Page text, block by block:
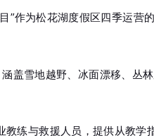
”作为松花湖度假区四季运
盖雪地越野、冰面漂移、丛
练与救援人员，提供从教学